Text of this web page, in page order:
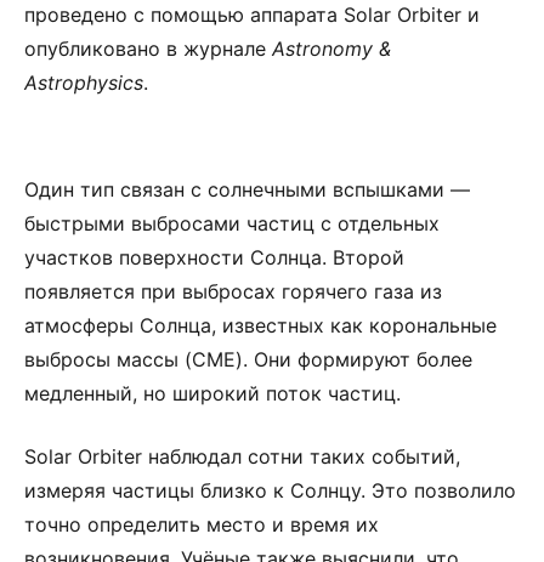
проведено с помощью аппарата Solar Orbiter и
опубликовано в журнале Astronomy &
Astrophysics.
Один тип связан с солнечными вспышками —
быстрыми выбросами частиц с отдельных
участков поверхности Солнца. Второй
появляется при выбросах горячего газа из
атмосферы Солнца, известных как корональные
выбросы массы (CME). Они формируют более
медленный, но широкий поток частиц.
Solar Orbiter наблюдал сотни таких событий,
измеряя частицы близко к Солнцу. Это позволило
точно определить место и время их